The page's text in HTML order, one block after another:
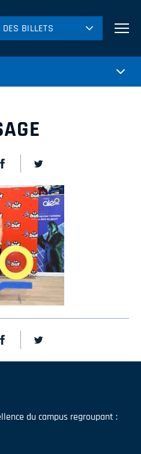
DES BILLETS
DES BILLETS
du campus regroupant :